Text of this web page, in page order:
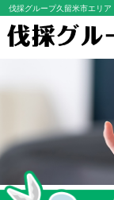
伐採グループ久留米市エリア